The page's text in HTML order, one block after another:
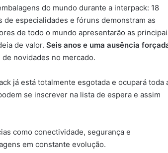
do mundo durante a interpack: 18
especialidades e fóruns demonstram as
de todo o mundo apresentarão as
de valor. Seis anos e uma ausência
novidades no mercado.
já está totalmente esgotada e ocupará toda
se inscrever na lista de espera e assim
como conectividade, segurança e
em constante evolução.